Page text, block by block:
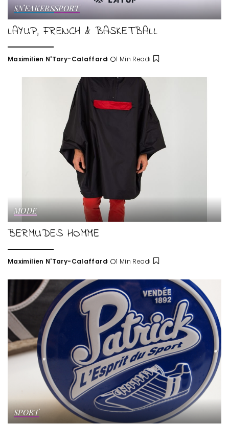
SNEAKERSSPORT
LAYUP, FRENCH & BASKETBALL
Posted
Maximilien N'Tary-Calaffard 1 Min Read
MODE
BERMUDES HOMME
Posted
Maximilien N'Tary-Calaffard 1 Min Read
SPORT